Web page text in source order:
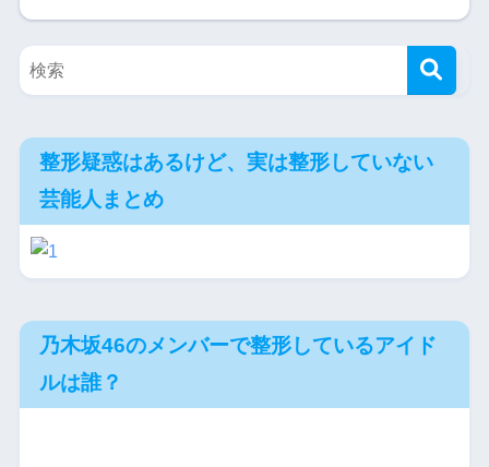
整形疑惑はあるけど、実は整形していない
芸能人まとめ
乃木坂46のメンバーで整形しているアイド
ルは誰？